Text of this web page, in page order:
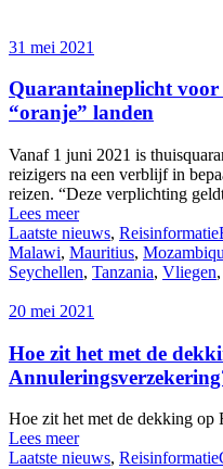
31 mei 2021
Quarantaineplicht voor
“oranje” landen
Vanaf 1 juni 2021 is
reizigers na een verblijf in
reizen. “Deze verplichting
Lees meer
Laatste nieuws, Reisinformatie
Malawi, Mauritius,
Seychellen, Tanzania, Vliegen,
20 mei 2021
Hoe zit het met de
Hoe zit het met de dekking op
Lees meer
Laatste nieuws, Reisinformatie